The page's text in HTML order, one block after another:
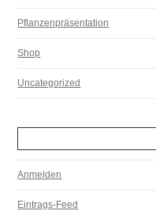
Pflanzenpräsentation
Shop
Uncategorized
Anmelden
Eintrags-Feed